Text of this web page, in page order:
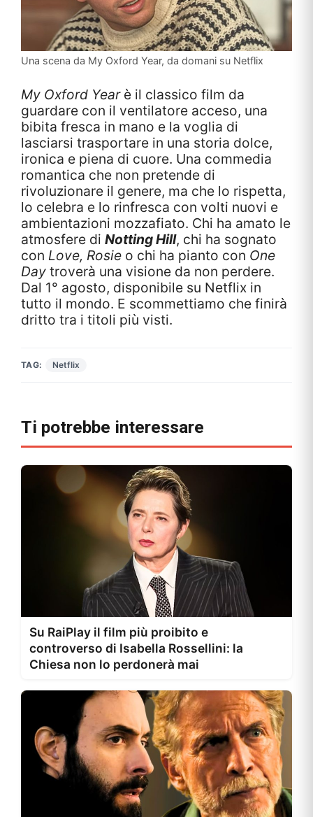
Una scena da My Oxford Year, da domani su Netflix
My Oxford Yearè il classico film da
guardare con il ventilatore acceso, una
bibita fresca in mano e la voglia di
lasciarsi trasportare in una storia dolce,
ironica e piena di cuore. Una commedia
romantica che non pretende di
rivoluzionare il genere, ma che lo rispetta,
lo celebra e lo rinfresca con volti nuovi e
ambientazioni mozzafiato. Chi ha amato le
atmosfere di Notting Hill, chi ha sognato
con Love, Rosie o chi ha pianto con One
Day troverà una visione da non perdere.
Dal 1° agosto, disponibile su Netflix in
tutto il mondo. E scommettiamo che finirà
dritto tra i titoli più visti.
TAG: Netflix
Ti potrebbe interessare
Su RaiPlay il film più proibito e
controverso di Isabella Rossellini: la
Chiesa non lo perdonerà mai